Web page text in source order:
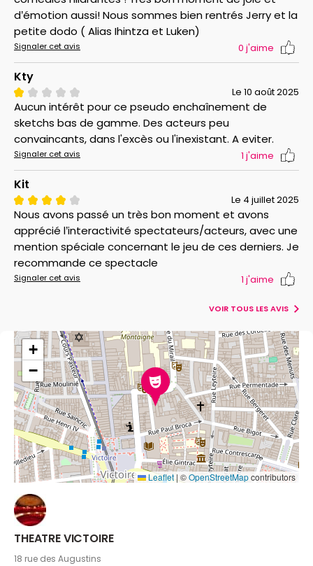
d’émotion aussi! Nous sommes bien rentrés Jerry et la
petite dodo ( Alias Ihintza et Luken)
Signaler cet avis 0 j'aime
Kty
Le 10 août 2025
Aucun intérêt pour ce pseudo enchaînement de
sketchs bas de gamme. Des acteurs peu
convaincants, dans l'excès ou l'inexistant. A eviter.
Signaler cet avis 1 j'aime
Kit
Le 4 juillet 2025
Nous avons passé un très bon moment et avons
apprécié l’interactivité spectateurs/acteurs, avec une
mention spéciale concernant le jeu de ces derniers. Je
recommande ce spectacle
Signaler cet avis 1 j'aime
VOIR TOUS LES AVIS
+
−
Leaflet | ©OpenStreetMapcontributors
THEATRE VICTOIRE
18 rue des Augustins